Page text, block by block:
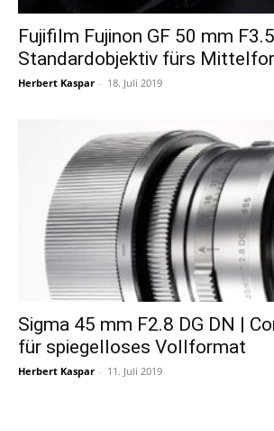
Fujifilm Fujinon GF 50 mm
Standardobjektiv fürs
Herbert Kaspar - 18. Juli 2019
Sigma 45 mm F2.8 DG DN |
für spiegelloses Vollformat
Herbert Kaspar - 11. Juli 2019